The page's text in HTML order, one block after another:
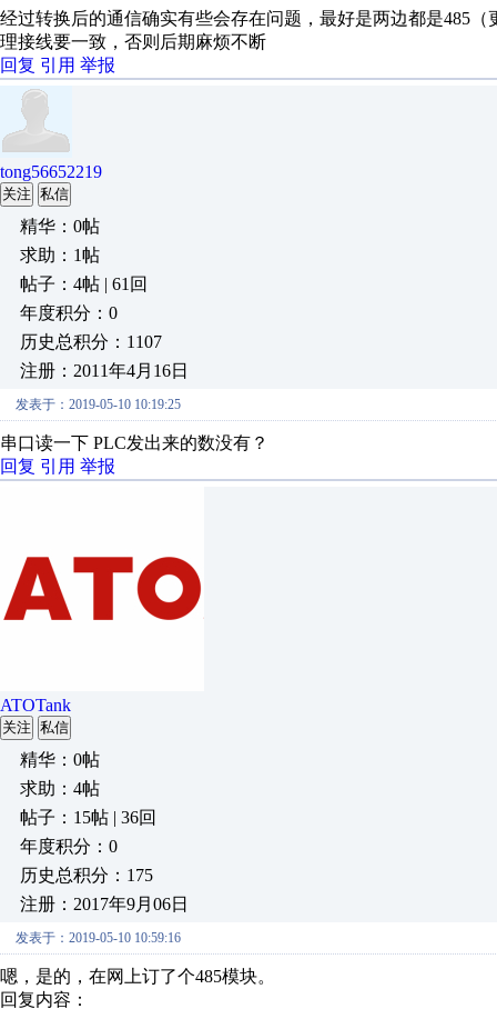
经过转换后的通信确实有些会存在问题，最好是两边都是485
理接线要一致，否则后期麻烦不断
回复 引用 举报
tong56652219
关注 私信
精华：0帖
求助：1帖
帖子：4帖 | 61回
年度积分：0
历史总积分：1107
注册：2011年4月16日
发表于：2019-05-10 10:19:25
串口读一下 PLC发出来的数没有？
回复 引用 举报
ATOTank
关注 私信
精华：0帖
求助：4帖
帖子：15帖 | 36回
年度积分：0
历史总积分：175
注册：2017年9月06日
发表于：2019-05-10 10:59:16
嗯，是的，在网上订了个485模块。
回复内容：